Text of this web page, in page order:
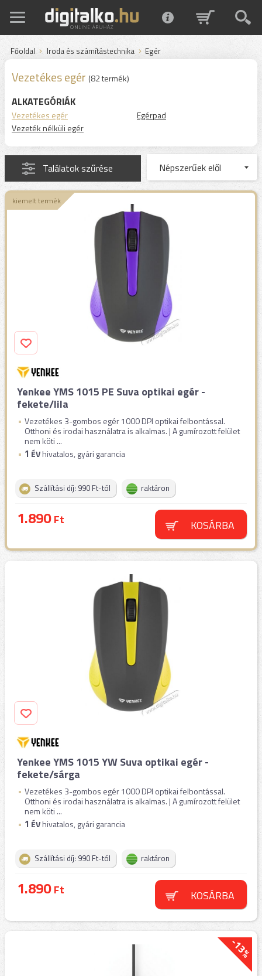
Főoldal Iroda és számítástechnika Egér
Vezetékes egér (82 termék)
ALKATEGÓRIÁK
Vezetékes egér
Vezeték nélküli egér
Egérpad
Találatok szűrése
kiemelt termék
Yenkee YMS 1015 PE Suva optikai egér -
fekete/lila
Vezetékes 3-gombos egér 1000 DPI optikai felbontással.
Otthoni és irodai használatra is alkalmas. | A gumírozott felület
nem köti ...
1 ÉVhivatalos, gyári garancia
Szállítási díj: 990 Ft-tól raktáron
1.890Ft KOSÁRBA
Yenkee YMS 1015 YW Suva optikai egér -
fekete/sárga
Vezetékes 3-gombos egér 1000 DPI optikai felbontással.
Otthoni és irodai használatra is alkalmas. | A gumírozott felület
nem köti ...
1 ÉVhivatalos, gyári garancia
Szállítási díj: 990 Ft-tól raktáron
1.890Ft KOSÁRBA
-13%